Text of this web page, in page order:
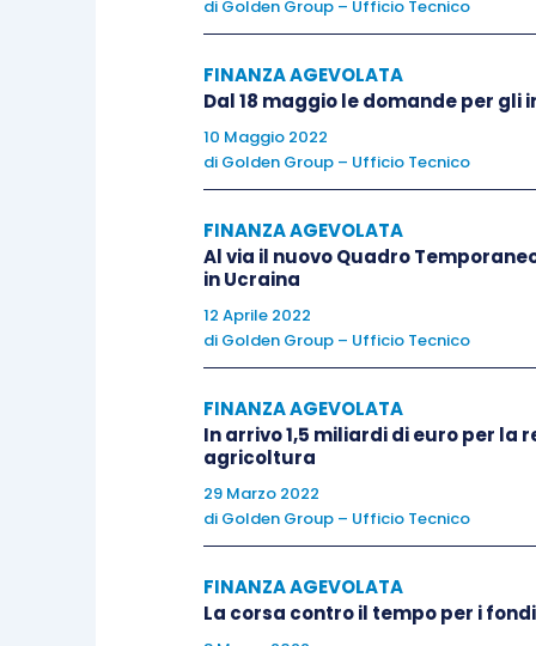
avere un’incidenza delprezzo
superiore al 20%,
maggiore del 2%.
Dal 19 luglio 2016, le diagnosi redatte
dell’Energia (secondo la UNI CEI
(secondo la UNI CEI 11352).
Una diagnosi energetica è una
l’energiadal punto in cui essa viene
come l’energia viene gestita e
come e dove
attrezzatura;
dove essa vengadistribuita ed
come vengaconvertita
come essa possa essere
di Golden Group – Ufficio Tecnico
FINANZA AGEVOLATA
Dal 18 maggio le domande per gli
10 Maggio 2022
di Golden Group – Ufficio Tecnico
FINANZA AGEVOLATA
Al via il nuovo Quadro
in Ucraina
12 Aprile 2022
di Golden Group – Ufficio Tecnico
FINANZA AGEVOLATA
In arrivo 1,5 miliardi di euro per
agricoltura
29 Marzo 2022
di Golden Group – Ufficio Tecnico
FINANZA AGEVOLATA
La corsa contro il tempo per i